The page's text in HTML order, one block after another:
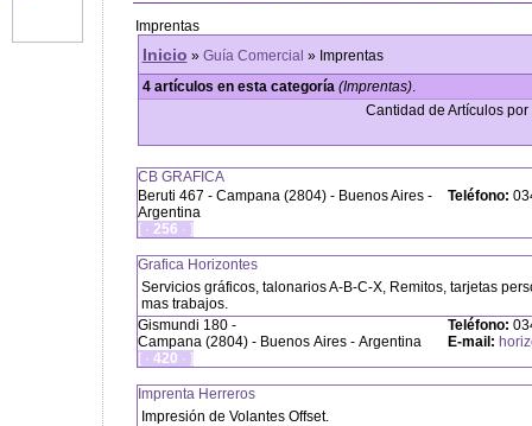
Imprentas
Inicio » Guía Comercial » Imprentas
4 artículos en esta categoría (Imprentas).
Cantidad de Artículos por
CB GRAFICA
Beruti 467 - Campana (2804) - Buenos Aires -
Argentina
[ · 256 · ]
Teléfono:
Grafica Horizontes
Servicios gráficos, talonarios A-B-C-X, Remitos, tarjetas
mas trabajos.
Gismundi 180 -
Campana (2804) - Buenos Aires - Argentina
[ · 420 · ]
Teléfono:
E-mail:
Imprenta Herreros
Impresión de Volantes Offset.